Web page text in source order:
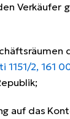
Verkäufer
1151/2, 161
auf das